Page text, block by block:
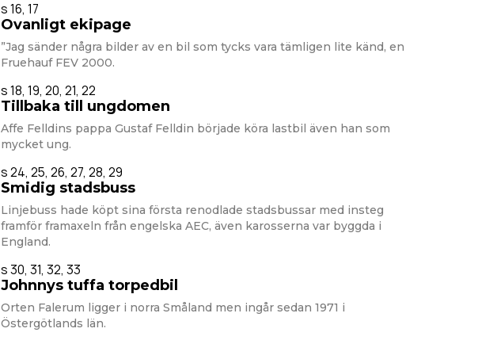
s 16, 17
Ovanligt ekipage
”Jag sänder några bilder av en bil som tycks vara tämligen lite känd, en
Fruehauf FEV 2000.
s 18, 19, 20, 21, 22
Tillbaka till ungdomen
Affe Felldins pappa Gustaf Felldin började köra lastbil även han som
mycket ung.
s 24, 25, 26, 27, 28, 29
Smidig stadsbuss
Linjebuss hade köpt sina första renodlade stadsbussar med insteg
framför framaxeln från engelska AEC, även karosserna var byggda i
England.
s 30, 31, 32, 33
Johnnys tuffa torpedbil
Orten Falerum ligger i norra Småland men ingår sedan 1971 i
Östergötlands län.